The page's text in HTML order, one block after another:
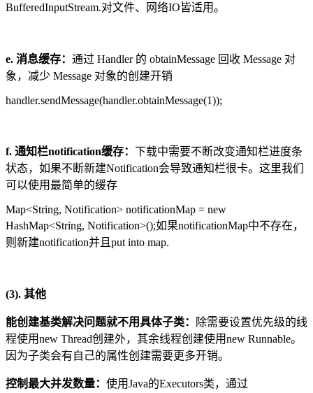
BufferedInputStream.对文件、网络IO皆适用。
e. 消息缓存： 通过 Handler 的 obtainMessage 回收 Message 对
象，减少 Message 对象的创建开销
handler.sendMessage(handler.obtainMessage(1));
f. 通知栏notification缓存： 下载中需要不断改变通知栏进度条
状态，如果不断新建Notification会导致通知栏很卡。这里我们
可以使用最简单的缓存
Map<String, Notification> notificationMap = new
HashMap<String, Notification>();如果notificationMap中不存在，
则新建notification并且put into map.
(3). 其他
能创建基类解决问题就不用具体子类：
除需要设置优先级的线
程使用new Thread创建外，其余线程创建使用new Runnable。
因为子类会有自己的属性创建需要更多开销。
控制最大并发数量： 使用Java的Executors类，通过